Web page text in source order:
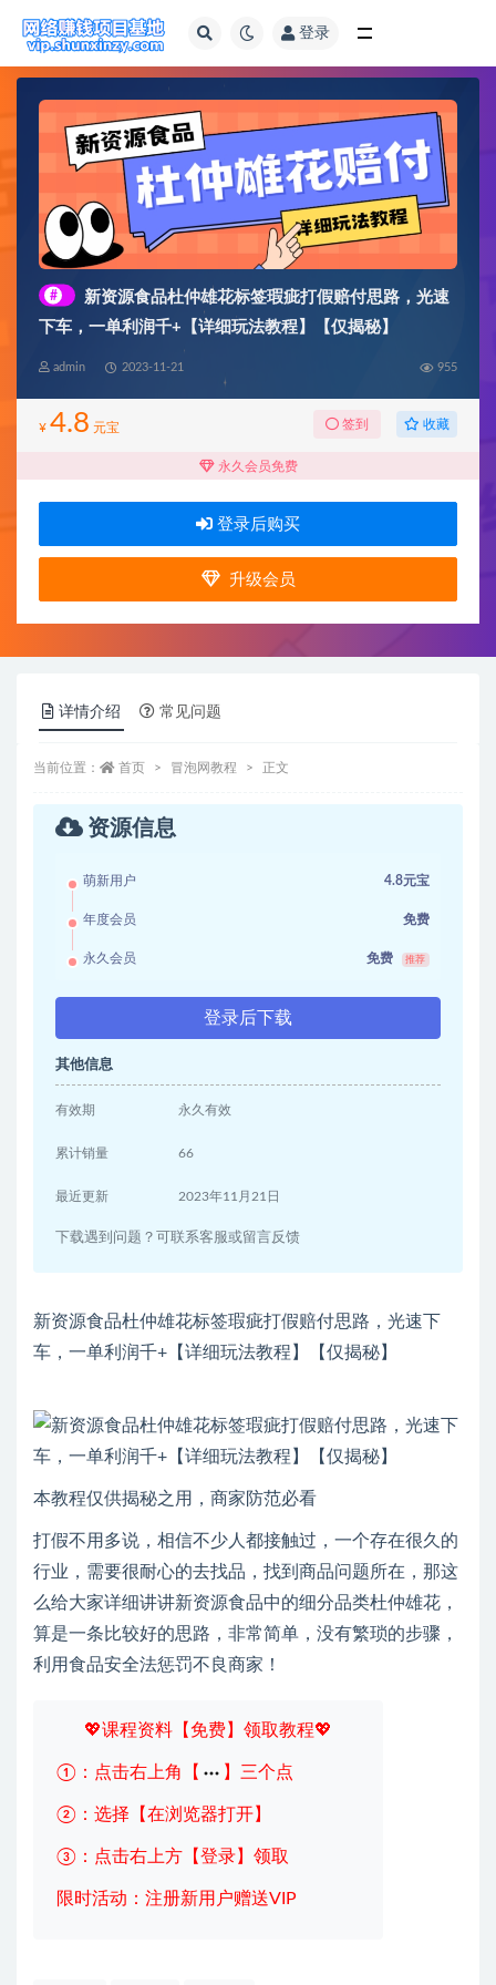
登录
#
新资源食品杜仲雄花标签瑕疵打假赔付思路，光速
下车，一单利润千+【详细玩法教程】【仅揭秘】
admin 2023-11-21 955
¥ 4.8 元宝 签到 收藏
永久会员免费
登录后购买
升级会员
详情介绍 常见问题
当前位置： 首页 冒泡网教程 正文
资源信息
萌新用户 4.8元宝
年度会员 免费
永久会员 免费 推荐
登录后下载
其他信息
有效期 永久有效
累计销量 66
最近更新 2023年11月21日
下载遇到问题？可联系客服或留言反馈
新资源食品杜仲雄花标签瑕疵打假赔付思路，光速下
车，一单利润千+【详细玩法教程】【仅揭秘】
本教程仅供揭秘之用，商家防范必看
打假不用多说，相信不少人都接触过，一个存在很久的
行业，需要很耐心的去找品，找到商品问题所在，那这
么给大家详细讲讲新资源食品中的细分品类杜仲雄花，
算是一条比较好的思路，非常简单，没有繁琐的步骤，
利用食品安全法惩罚不良商家！
💖课程资料【免费】领取教程💖
①：点击右上角【 】三个点
②：选择【在浏览器打开】
③：点击右上方【登录】领取
限时活动：注册新用户赠送VIP